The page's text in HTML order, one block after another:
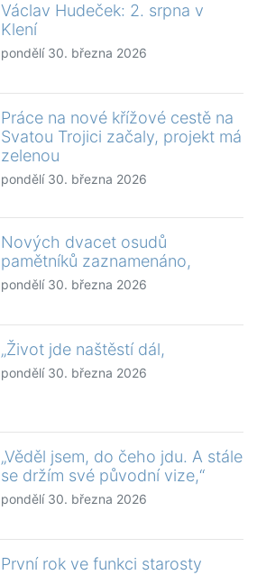
Václav Hudeček: 2. srpna v
Klení
pondělí 30. března 2026
Práce na nové křížové cestě na
Svatou Trojici začaly, projekt má
zelenou
pondělí 30. března 2026
Nových dvacet osudů
pamětníků zaznamenáno,
pondělí 30. března 2026
„Život jde naštěstí dál,
pondělí 30. března 2026
„Věděl jsem, do čeho jdu. A stále
se držím své původní vize,“
pondělí 30. března 2026
První rok ve funkci starosty